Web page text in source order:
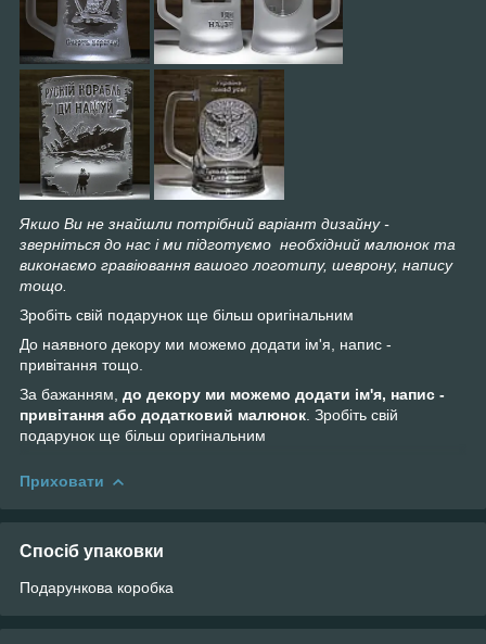
Якшо Ви не знайшли потрібний варіант дизайну -
зверніться до нас і ми підготуємо необхідний малюнок та
виконаємо гравіювання вашого логотипу, шеврону, напису
тощо.
Зробіть свій подарунок ще більш оригінальним
До наявного декору ми можемо додати ім'я, напис -
привітання тощо.
За бажанням, до декору ми можемо додати ім'я, напис -
привітання або додатковий малюнок . Зробіть свій
подарунок ще більш оригінальним
Приховати
Спосіб упаковки
Подарункова коробка